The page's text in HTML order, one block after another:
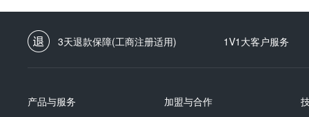
3天退款保障(工商注册适用) 1V1大客户服务
产品与服务 加盟与合作